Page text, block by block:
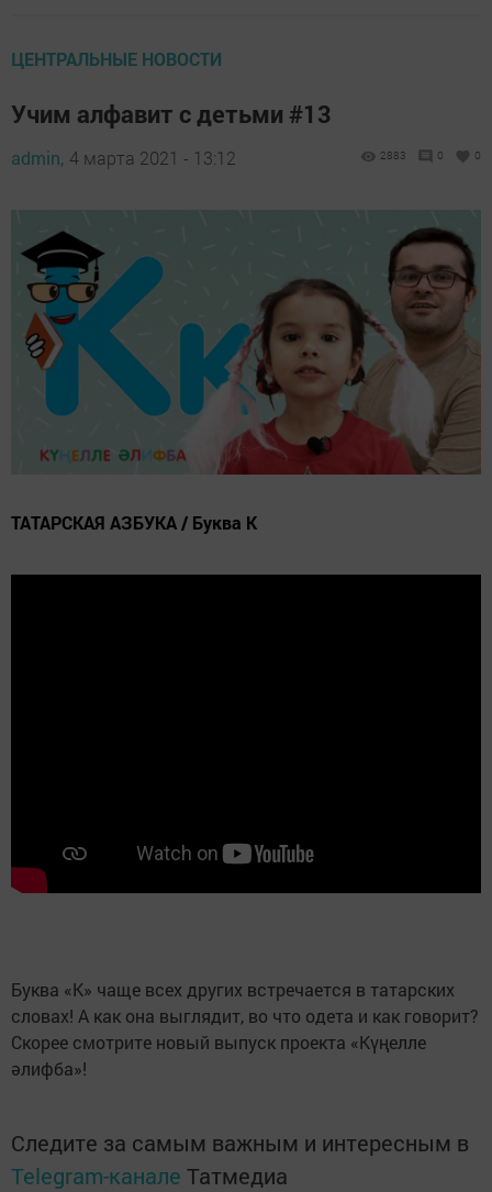
ЦЕНТРАЛЬНЫЕ НОВОСТИ
Учим алфавит с детьми #13
admin, 4 марта 2021 - 13:12 2883 0 0
ТАТАРСКАЯ АЗБУКА / Буква К
Буква «К» чаще всех других встречается в татарских
словах! А как она выглядит, во что одета и как говорит?
Скорее смотрите новый выпуск проекта «Күңелле
әлифба»!
Следите за самым важным и интересным в
Telegram-канале Татмедиа